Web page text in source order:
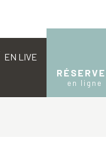
EN LIVE
en ligne